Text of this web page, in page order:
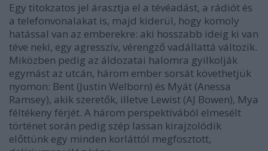
Egy titokzatos jel árasztja el a tévéadást, a rádiót és
a telefonvonalakat is, majd kiderül, hogy komoly
hatással van az emberekre: aki hosszabb ideig ki van
téve neki, egy agresszív, vérengző vadállattá változik.
Miközben pedig az áldozatai halomra gyilkolják
egymást az utcán, három ember sorsát követhetjük
nyomon: Bent (Justin Welborn) és Myát (Anessa
Ramsey), akik szeretők, illetve Lewist (AJ Bowen), Mya
féltékeny férjét. A három perspektívából elmesélt
történet során pedig szép lassan kirajzolódik
előttünk egy minden korláttól megfosztott,